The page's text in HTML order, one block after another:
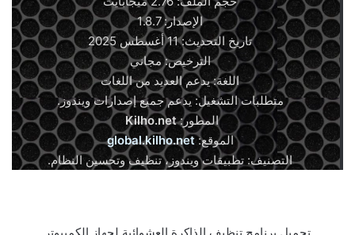
الإصدار: 1.8.7
تاريخ التحديث: 11 أغسطس 2025
الترخيص: مجاني
اللغة: يدعم العديد من اللغات
متطلبات التشغيل: يدعم جميع إصدارات ويندوز.
المطور:Kilho.net
الموقع:global.kilho.net
التصنيف: تطبيقات ويندوز، تنظيف وتحسين النظام.